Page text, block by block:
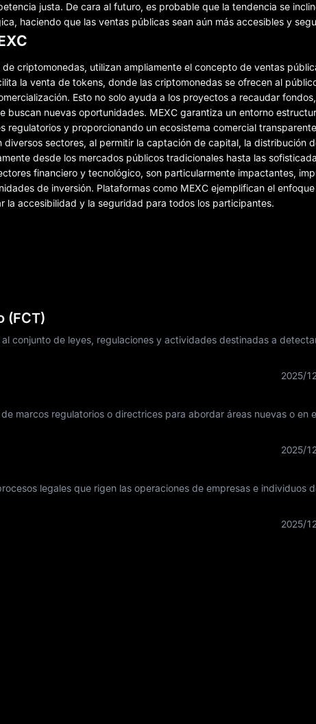
justa. De cara al futuro, es probable que la tendencia se
haciendo que las ventas públicas sean aún más accesibles y
criptomonedas, utilizan ampliamente el concepto de ventas
la venta de tokens, donde las criptomonedas se ofrecen al
Esto no solo ayuda a los proyectos a recaudar
nuevas oportunidades. MEXC garantiza un entorno
y proporcionando un ecosistema comercial
sectores, al permitir la captación de capital, la distribución
desde los mercados públicos tradicionales hasta las
financiero y tecnológico, son particularmente impactantes,
de inversión. Plataformas como MEXC ejemplifican el
la accesibilidad y la seguridad para todos los participantes.
(FCT)
conjunto de leyes, regulaciones y actividades destinadas a
2025/
marcos regulatorios o directrices para abordar áreas nuevas o en
2025/
legales que rigen las operaciones de empresas e individuos
2025/